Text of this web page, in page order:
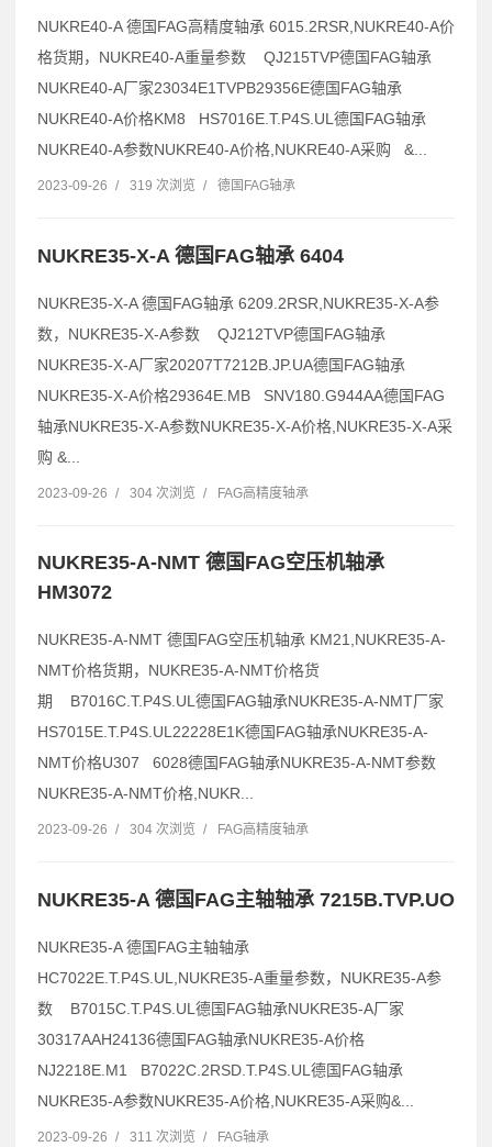
NUKRE40-A 德国FAG高精度轴承 6015.2RSR,NUKRE40-A价
格货期，NUKRE40-A重量参数 QJ215TVP德国FAG轴承
NUKRE40-A厂家23034E1TVPB29356E德国FAG轴承
NUKRE40-A价格KM8 HS7016E.T.P4S.UL德国FAG轴承
NUKRE40-A参数NUKRE40-A价格,NUKRE40-A采购 &...
2023-09-26 / 319 次浏览 / 德国FAG轴承
NUKRE35-X-A 德国FAG轴承 6404
NUKRE35-X-A 德国FAG轴承 6209.2RSR,NUKRE35-X-A参
数，NUKRE35-X-A参数 QJ212TVP德国FAG轴承
NUKRE35-X-A厂家20207T7212B.JP.UA德国FAG轴承
NUKRE35-X-A价格29364E.MB SNV180.G944AA德国FAG
轴承NUKRE35-X-A参数NUKRE35-X-A价格,NUKRE35-X-A采
购 &...
2023-09-26 / 304 次浏览 / FAG高精度轴承
NUKRE35-A-NMT 德国FAG空压机轴承
HM3072
NUKRE35-A-NMT 德国FAG空压机轴承 KM21,NUKRE35-A-
NMT价格货期，NUKRE35-A-NMT价格货
期 B7016C.T.P4S.UL德国FAG轴承NUKRE35-A-NMT厂家
HS7015E.T.P4S.UL22228E1K德国FAG轴承NUKRE35-A-
NMT价格U307 6028德国FAG轴承NUKRE35-A-NMT参数
NUKRE35-A-NMT价格,NUKR...
2023-09-26 / 304 次浏览 / FAG高精度轴承
NUKRE35-A 德国FAG主轴轴承 7215B.TVP.UO
NUKRE35-A 德国FAG主轴轴承
HC7022E.T.P4S.UL,NUKRE35-A重量参数，NUKRE35-A参
数 B7015C.T.P4S.UL德国FAG轴承NUKRE35-A厂家
30317AAH24136德国FAG轴承NUKRE35-A价格
NJ2218E.M1 B7022C.2RSD.T.P4S.UL德国FAG轴承
NUKRE35-A参数NUKRE35-A价格,NUKRE35-A采购&...
2023-09-26 / 311 次浏览 / FAG轴承